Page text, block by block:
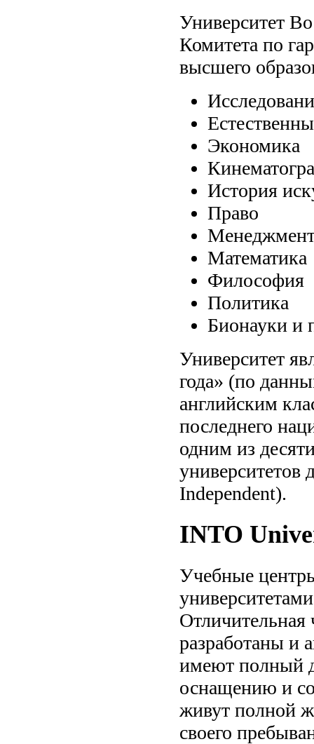
Университет
Комитета по
высшего
Экономика
История
Право
Математика
Философия
Политика
Бионауки и
Университет
года» (по
английским
последнего
одним из
университетов
Independent).
INTO
Учебные
разработаны и
имеют полный
оснащению и
живут полной
своего